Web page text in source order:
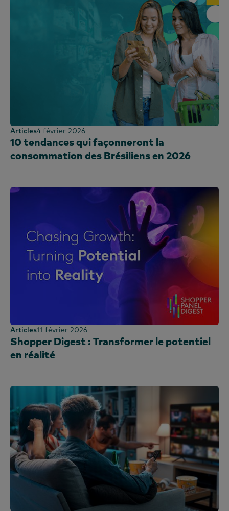
Articles4 février 2026
10 tendances qui façonneront la
consommation des Brésiliens en 2026
Articles11 février 2026
Shopper Digest : Transformer le potentiel
en réalité